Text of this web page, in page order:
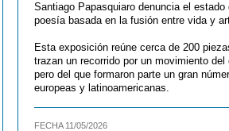
Santiago Papasquiaro denuncia el
poesía basada en la fusión entre vida y
Esta exposición reúne cerca de 200
trazan un recorrido por un movimiento
pero del que formaron parte un gran
europeas y latinoamericanas.
FECHA 11/05/2026